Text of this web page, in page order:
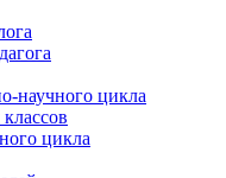
научного цикла
цикла